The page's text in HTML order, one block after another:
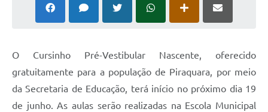
O Cursinho Pré-Vestibular Nascente, oferecido
gratuitamente para a população de Piraquara, por meio
da Secretaria de Educação, terá início no próximo dia 19
de junho. As aulas serão realizadas na Escola Municipal